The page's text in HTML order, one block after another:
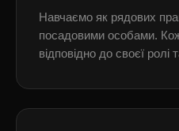
Навчаємо як рядових
посадовими особами.
відповідно до своєї ролі